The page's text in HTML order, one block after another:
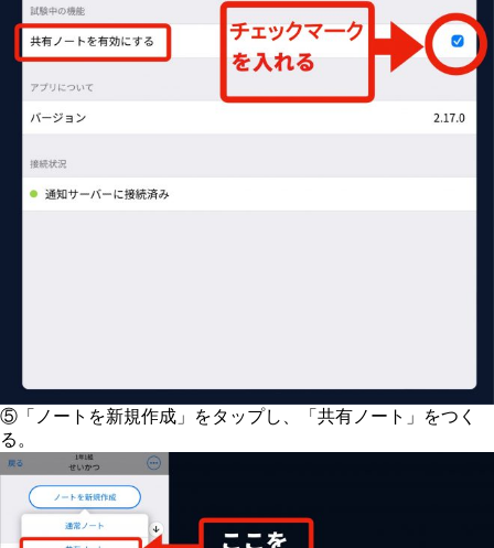
⑤「ノートを新規作成」をタップし、「共有ノート」をつく
る。